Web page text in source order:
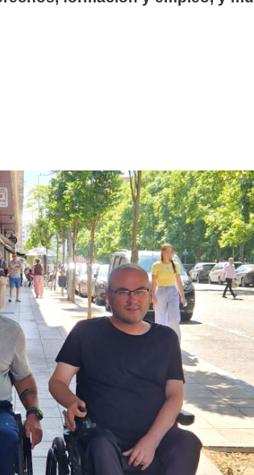
protagoniza el reportaje de la